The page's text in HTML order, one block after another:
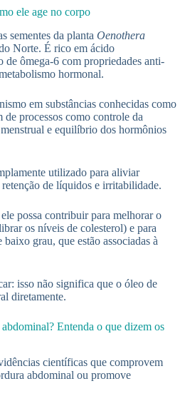
ele age no corpo
sementes da planta Oenothera
Norte. É rico em ácido
ômega-6 com propriedades anti-
hormonal.
em substâncias conhecidas como
processos como controle da
e equilíbrio dos hormônios
utilizado para aliviar
de líquidos e irritabilidade.
possa contribuir para melhorar o
os níveis de colesterol) e para
grau, que estão associadas à
isso não significa que o óleo de
diretamente.
Entenda o que dizem os
científicas que comprovem
abdominal ou promove